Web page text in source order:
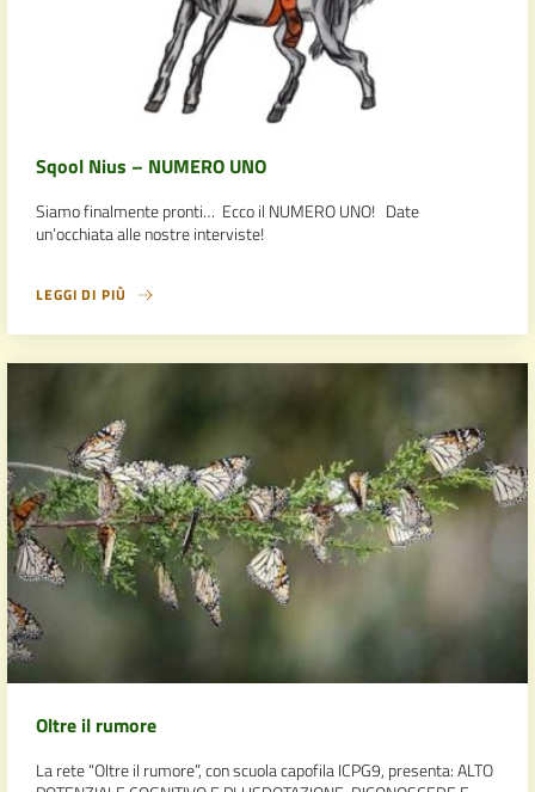
Sqool Nius – NUMERO UNO
Siamo finalmente pronti… Ecco il NUMERO UNO! Date
un’occhiata alle nostre interviste!
LEGGI DI PIÙ
Oltre il rumore
La rete “Oltre il rumore”, con scuola capofila ICPG9, presenta: ALTO